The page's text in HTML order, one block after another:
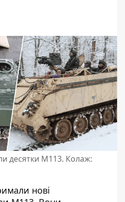
десятки M113. Колаж:
нові